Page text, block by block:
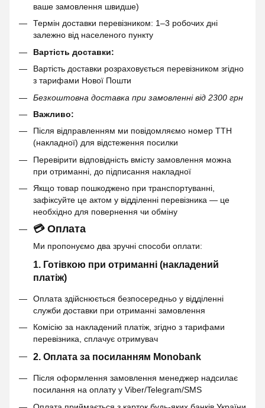
ваше замовлення швидше)
Термін доставки перевізником: 1–3 робочих дні
залежно від населеного пункту
Вартість доставки:
Вартість доставки розраховується перевізником згідно
з тарифами Нової Пошти
Безкоштовна доставка при замовленні від 2300 грн
Важливо:
Після відправленням ми повідомляємо номер ТТН
(накладної) для відстеження посилки
Перевірити відповідність вмісту замовлення можна
при отриманні, до підписання накладної
Якщо товар пошкоджено при транспортуванні,
зафіксуйте це актом у відділенні перевізника — це
необхідно для повернення чи обміну
💳 Оплата
Ми пропонуємо два зручні способи оплати:
1. Готівкою при отриманні (накладений
платіж)
Оплата здійснюється безпосередньо у відділенні
служби доставки при отриманні замовлення
Комісію за накладений платіж, згідно з тарифами
перевізника, сплачує отримувач
2. Оплата за посиланням Monobank
Після оформлення замовлення менеджер надсилає
посилання на оплату у Viber/Telegram/SMS